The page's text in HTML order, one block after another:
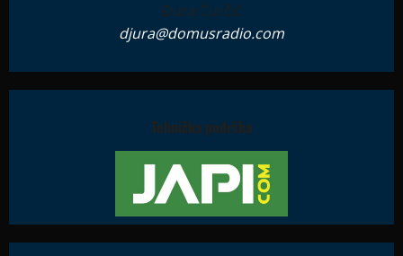
Đura Ćurčić
djura@domusradio.com
Tehnička podrška